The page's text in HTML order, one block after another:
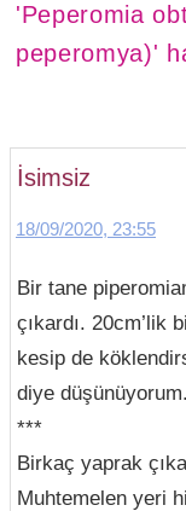
'Peperomia
peperomya)'
İsimsiz
18/09/2020, 23:55
Bir tane
çıkardı. 20cm’lik
kesip de
diye düşünüyorum.
***
Birkaç yaprak
Muhtemelen yeri